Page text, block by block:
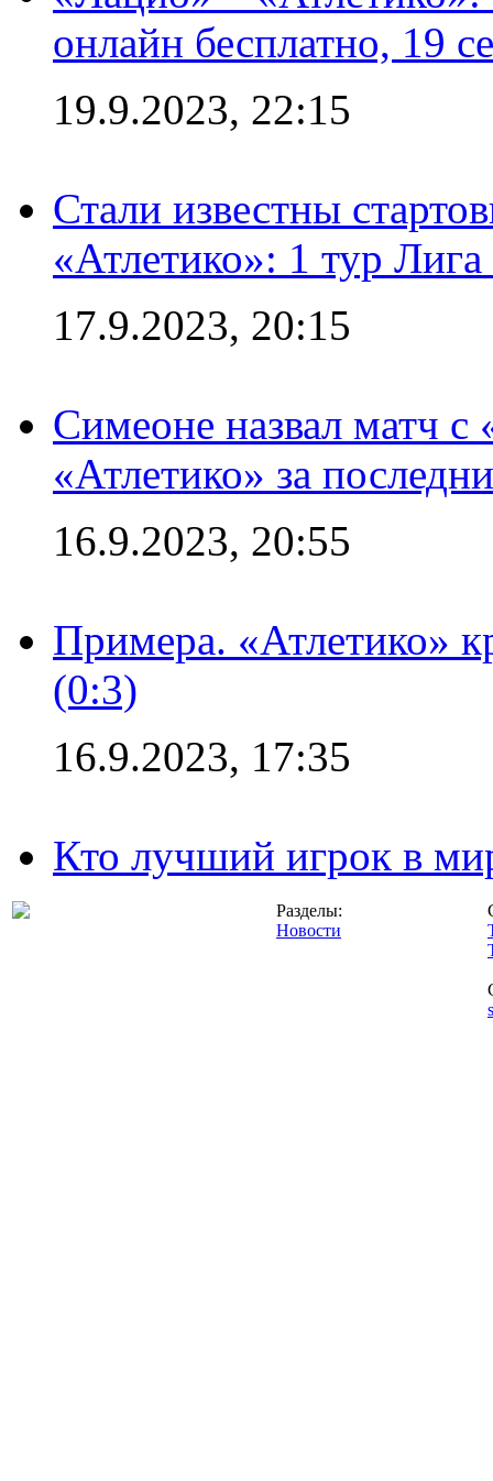
онлайн бесплатно, 19
19.9.2023, 22:15
Стали известны
«Атлетико»: 1 тур
17.9.2023, 20:15
Симеоне назвал матч
«Атлетико» за
16.9.2023, 20:55
Примера. «Атлетико»
(0:3)
16.9.2023, 17:35
Кто лучший игрок в
Разделы:
Новости